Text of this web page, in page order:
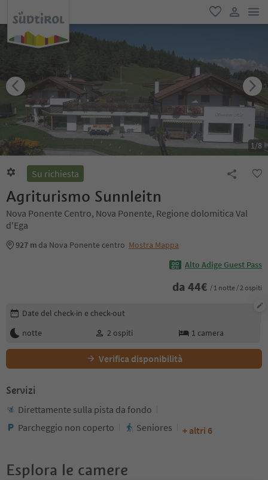
favoriti
user link
1/8
Su richiesta
Agriturismo Sunnleitn
Nova Ponente Centro, Nova Ponente, Regione dolomitica Val
d'Ega
927 m da Nova Ponente centro Mostra Mappa
Alto Adige Guest Pass
da 44€ / 1 notte / 2 ospiti
Modifica i dettagli della prenotazione
Date del check-in e check-out
notte
2 ospiti 1 camera
Verifica disponibilità
Servizi
Direttamente sulla pista da fondo
Parcheggio non coperto
Seniores + altri 6
Esplora le camere